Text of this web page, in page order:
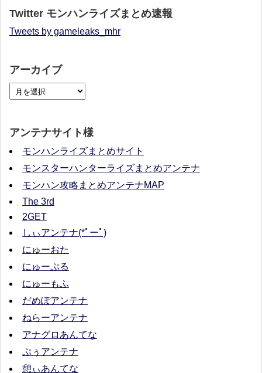
Twitter モンハンライズまとめ速報
Tweets by gameleaks_mhr
アーカイブ
アンテナサイト様
モンハンライズまとめサイト
モンスターハンターライズまとめアンテナ
モンハン攻略まとめアンテナMAP
The 3rd
2GET
しぃアンテナ(*ﾟーﾟ)
にゅーおた
にゅーぷる
にゅーもふ
だめぽアンテナ
ねらーアンテナ
アナグロあんてな
ぷぅアンテナ
憩ぃあんてな